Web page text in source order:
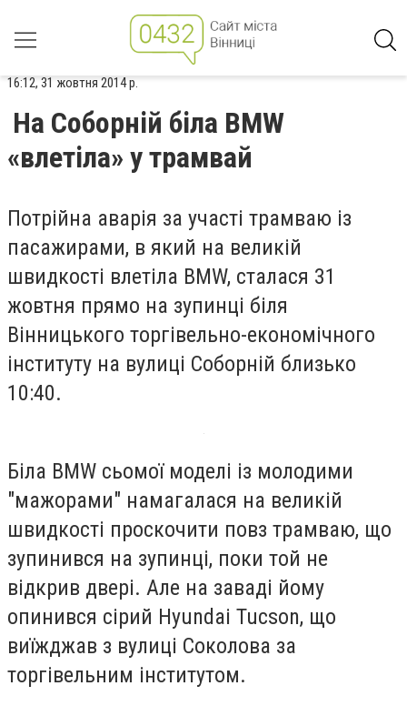
16:12, 31 жовтня 2014 р.
На Соборній біла BMW
«влетіла» у трамвай
Потрійна аварія за участі трамваю із
пасажирами, в який на великій
швидкості влетіла BMW, сталася 31
жовтня прямо на зупинці біля
Вінницького торгівельно-економічного
інституту на вулиці Соборній близько
10:40.
Біла BMW сьомої моделі із молодими
"мажорами" намагалася на великій
швидкості проскочити повз трамваю, що
зупинився на зупинці, поки той не
відкрив двері. Але на заваді йому
опинився сірий Hyundai Tucson, що
виїжджав з вулиці Соколова за
торгівельним інститутом.